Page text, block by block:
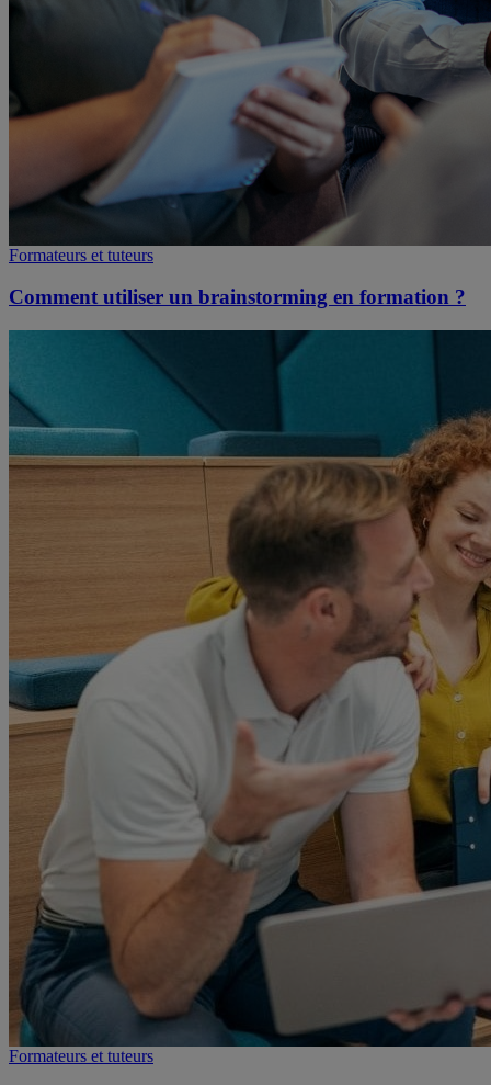
Formateurs et tuteurs
Comment utiliser un brainstorming en formation ?
Formateurs et tuteurs